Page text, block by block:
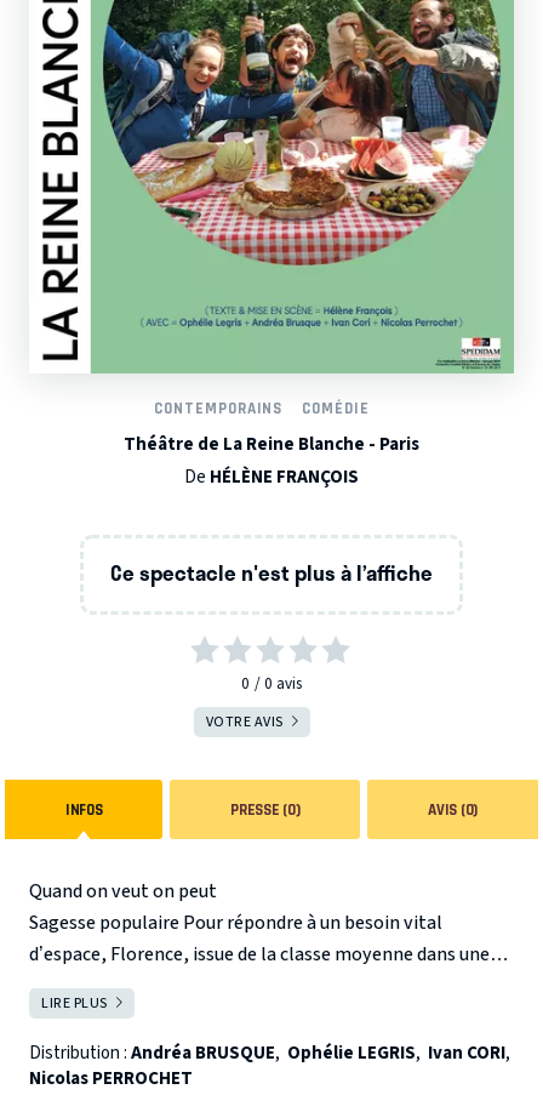
CONTEMPORAINS COMÉDIE
Théâtre de La Reine Blanche - Paris
De HÉLÈNE FRANÇOIS
Ce spectacle n'est plus à l’affiche
0 0 avis
VOTRE AVIS
INFOS PRESSE (0) AVIS (0)
Quand on veut on peut
Sagesse populairePour répondre à un besoin vital
d’espace, Florence, issue de la classe moyenne dans une
ville devenue trop chère, prend la tangente et part vivre
à la campagne. Avec Ivan, son petit ami, elle achète un
terrain brut et isolé pour y bâtir leur maison. Malgré des
différends avec la mairie, un terrain hostile, un
LIRE PLUS
Distribution :Andréa BRUSQUE, Ophélie LEGRIS, Ivan CORI,
Nicolas PERROCHET